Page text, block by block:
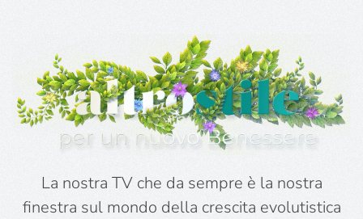
La nostra TV che da sempre è la nostra
finestra sul mondo della crescita evolutistica